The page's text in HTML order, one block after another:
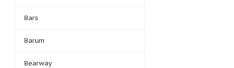
Bars
Barum
Bearway